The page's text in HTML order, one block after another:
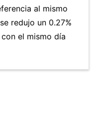
al mismo
redujo un 0.27%
el mismo día